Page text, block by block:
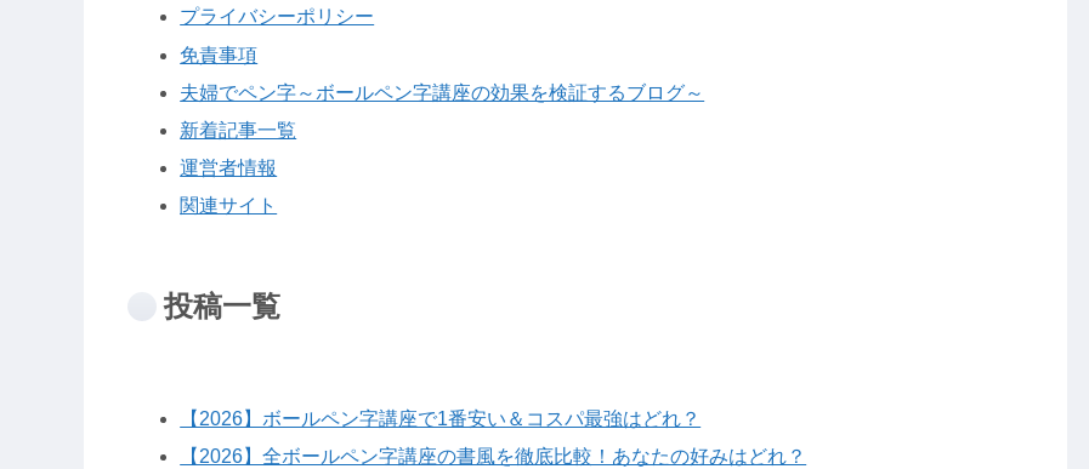
プライバシーポリシー
免責事項
夫婦でペン字～ボールペン字講座の効果を検証するブログ～
新着記事一覧
運営者情報
関連サイト
投稿一覧
【2026】ボールペン字講座で1番安い＆コスパ最強はどれ？
【2026】全ボールペン字講座の書風を徹底比較！あなたの好みはどれ？